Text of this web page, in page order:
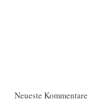
Neueste Kommentare